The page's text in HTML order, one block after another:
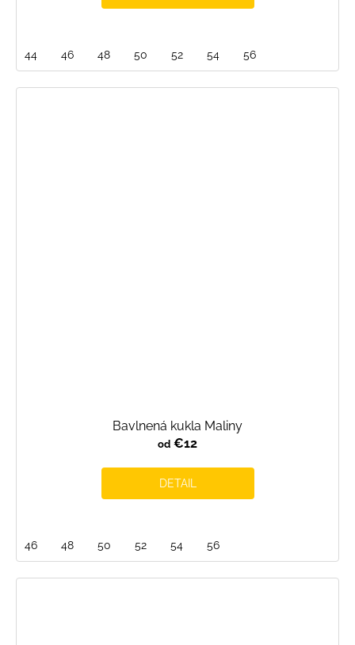
44 46 48 50 52 54 56
Bavlnená kukla Maliny
od €12
DETAIL
46 48 50 52 54 56